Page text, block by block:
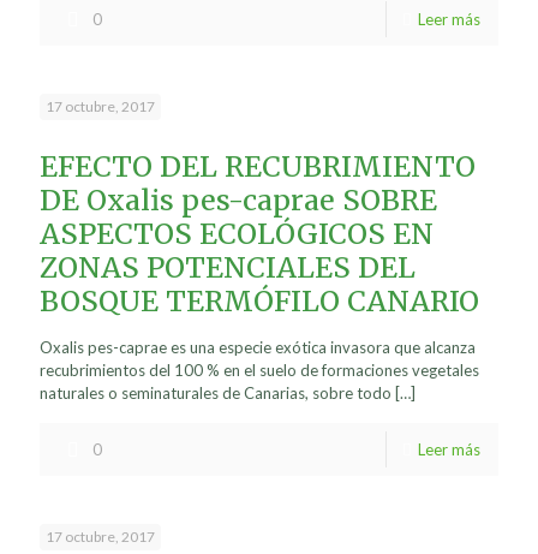
0 Leer más
17 octubre, 2017
EFECTO DEL RECUBRIMIENTO
DE Oxalis pes-caprae SOBRE
ASPECTOS ECOLÓGICOS EN
ZONAS POTENCIALES DEL
BOSQUE TERMÓFILO CANARIO
Oxalis pes-caprae es una especie exótica invasora que alcanza
recubrimientos del 100 % en el suelo de formaciones vegetales
naturales o seminaturales de Canarias, sobre todo […]
0 Leer más
17 octubre, 2017